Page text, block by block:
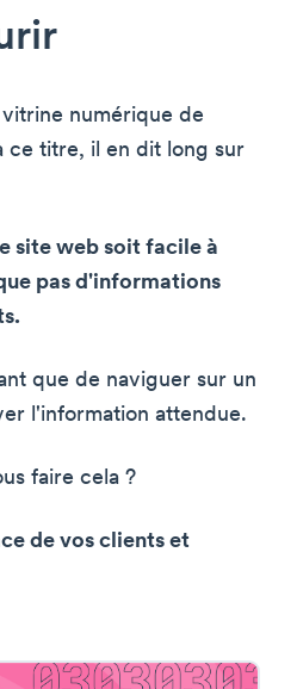
numérique de
ce titre, il en dit long sur
site web soit facile à
pas d'informations
que de naviguer sur un
l'information attendue.
faire cela ?
de vos clients et